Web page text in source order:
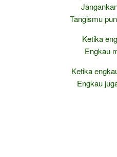
Tangismu
Ketika
Engkau
Ketika
Engkau